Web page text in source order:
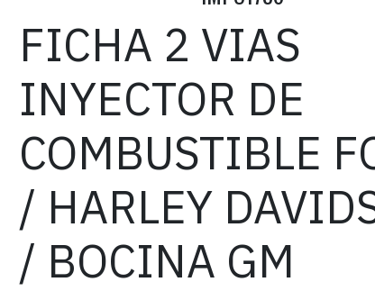
FICHA 2 VIAS
INYECTOR DE
COMBUSTIBLE
/ HARLEY
/ BOCINA GM